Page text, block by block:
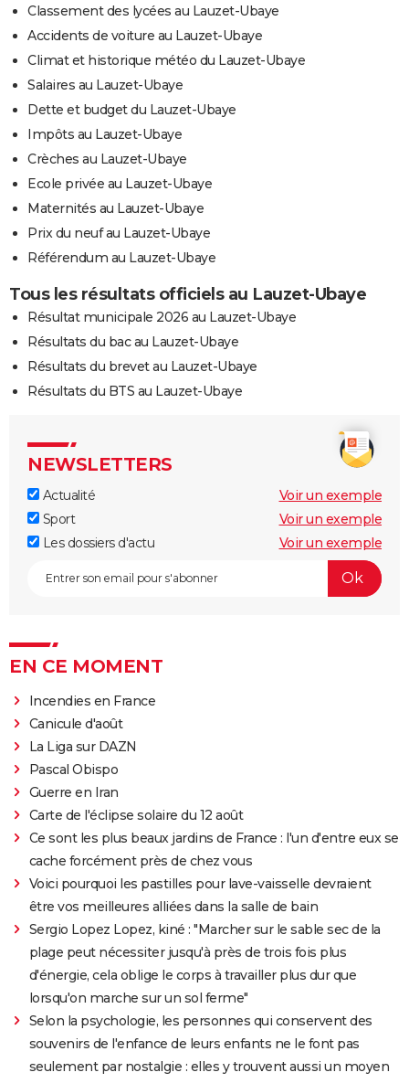
Classement des lycées au Lauzet-Ubaye
Accidents de voiture au Lauzet-Ubaye
Climat et historique météo du Lauzet-Ubaye
Salaires au Lauzet-Ubaye
Dette et budget du Lauzet-Ubaye
Impôts au Lauzet-Ubaye
Crèches au Lauzet-Ubaye
Ecole privée au Lauzet-Ubaye
Maternités au Lauzet-Ubaye
Prix du neuf au Lauzet-Ubaye
Référendum au Lauzet-Ubaye
Tous les résultats officiels au Lauzet-Ubaye
Résultat municipale 2026 au Lauzet-Ubaye
Résultats du bac au Lauzet-Ubaye
Résultats du brevet au Lauzet-Ubaye
Résultats du BTS au Lauzet-Ubaye
NEWSLETTERS
Actualité
Voir un exemple
Sport
Voir un exemple
Les dossiers d'actu
Voir un exemple
EN CE MOMENT
Incendies en France
Canicule d'août
La Liga sur DAZN
Pascal Obispo
Guerre en Iran
Carte de l'éclipse solaire du 12 août
Ce sont les plus beaux jardins de France : l'un d'entre eux se
cache forcément près de chez vous
Voici pourquoi les pastilles pour lave-vaisselle devraient
être vos meilleures alliées dans la salle de bain
Sergio Lopez Lopez, kiné : "Marcher sur le sable sec de la
plage peut nécessiter jusqu'à près de trois fois plus
d'énergie, cela oblige le corps à travailler plus dur que
lorsqu'on marche sur un sol ferme"
Selon la psychologie, les personnes qui conservent des
souvenirs de l'enfance de leurs enfants ne le font pas
seulement par nostalgie : elles y trouvent aussi un moyen